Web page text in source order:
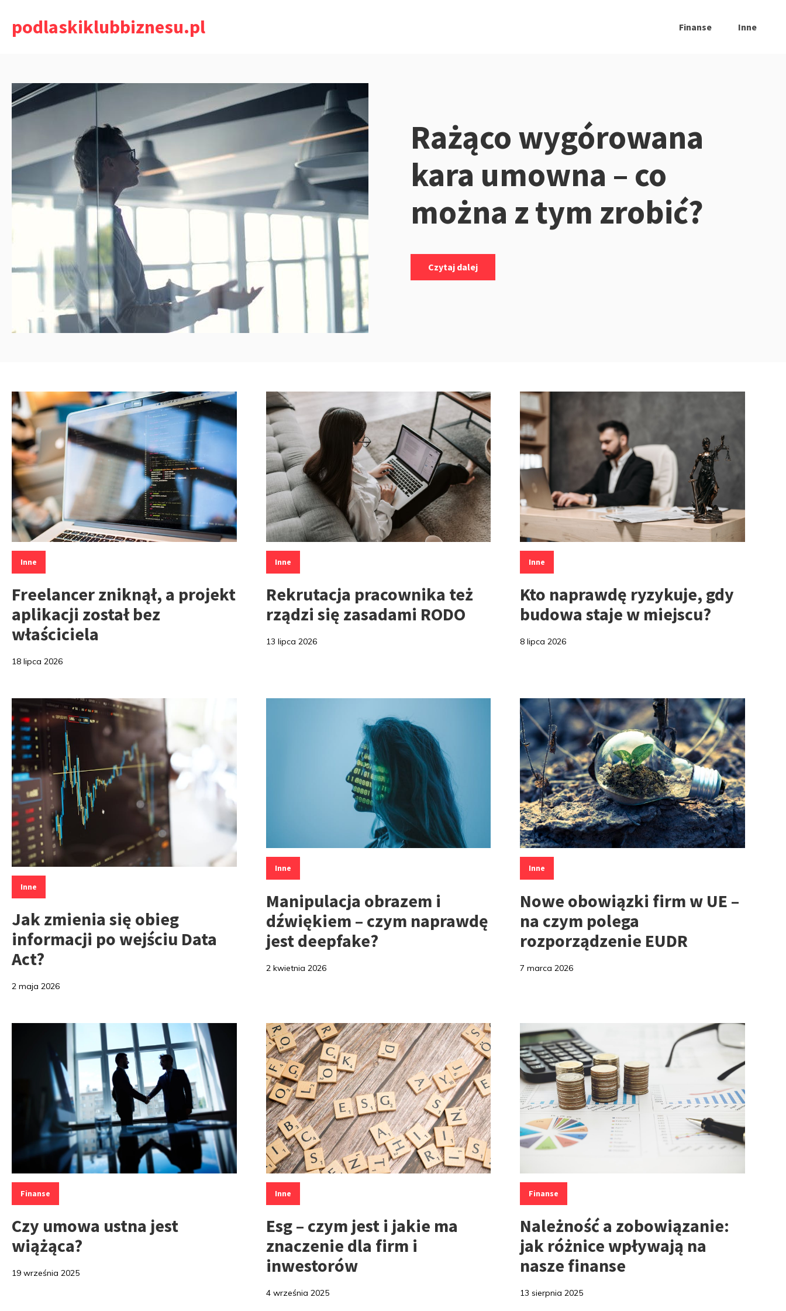
treścipodlaskiklubbiznesu.pl Finanse Inne
Rażąco wygórowana
kara umowna – co
można z tym zrobić?
Czytaj dalej
Kategorie:
Inne
Freelancer zniknął, a projekt
aplikacji został bez
właściciela
18 lipca 2026
Kategorie:
Inne
Rekrutacja pracownika też
rządzi się zasadami RODO
13 lipca 2026
Kategorie:
Inne
Kto naprawdę ryzykuje, gdy
budowa staje w miejscu?
8 lipca 2026
Kategorie:
Inne
Jak zmienia się obieg
informacji po wejściu Data
Act?
2 maja 2026
Kategorie:
Inne
Manipulacja obrazem i
dźwiękiem – czym naprawdę
jest deepfake?
2 kwietnia 2026
Kategorie:
Inne
Nowe obowiązki firm w UE –
na czym polega
rozporządzenie EUDR
7 marca 2026
Kategorie:
Finanse
Czy umowa ustna jest
wiążąca?
19 września 2025
Kategorie:
Inne
Esg – czym jest i jakie ma
znaczenie dla firm i
inwestorów
4 września 2025
Kategorie:
Finanse
Należność a zobowiązanie:
jak różnice wpływają na
nasze finanse
13 sierpnia 2025